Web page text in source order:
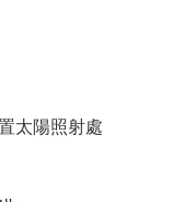
太陽照射處